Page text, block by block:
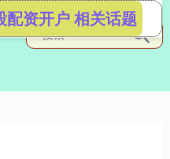
资开户 相关话题